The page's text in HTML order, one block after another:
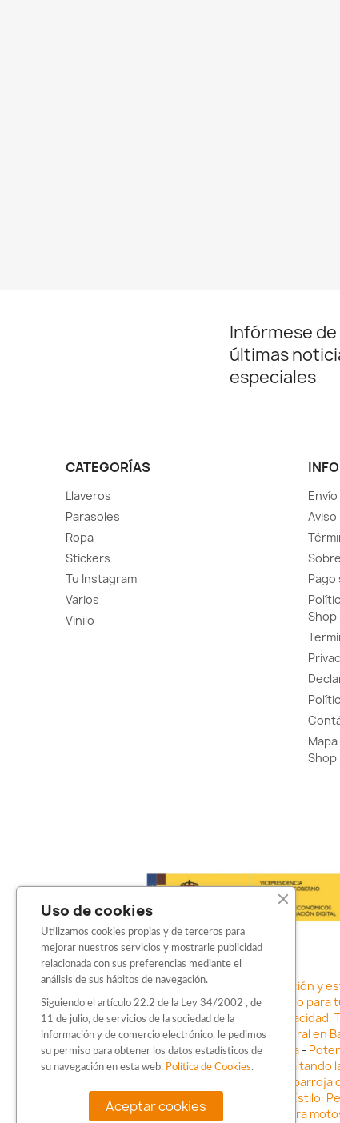
Infórmese
últimas
especiales
CATEGORÍAS
Llaveros
Parasoles
Ropa
Stickers
Tu Instagram
Varios
Vinilo
Envío
Aviso
Shop
Shop
Sticker para motos en Barcelona: Personalización y
adhesivos-Vinilo para coche en Barcelona: Estilo para
con Barbarroja Sticker Shop-Protege tu privacidad:
negocio con vinilos fundidos rotulación integral en
vehículo con stickers para motos en Barcelona-
Barcelona-Vinilo para faros en Barcelona: Resaltando
Innovación en Personalización: Vinilo líquido barbarroja
Vinilo para coche en Barcelona
Destaca con Estilo:
para
Uso de cookies
Utilizamos cookies propias y de terceros para
mejorar nuestros servicios y mostrarle publicidad
relacionada con sus preferencias mediante el
análisis de sus hábitos de navegación.
Siguiendo el artículo 22.2 de la Ley 34/2002 , de
11 de julio, de servicios de la sociedad de la
información y de comercio electrónico, le pedimos
su permiso para obtener los datos estadísticos de
su navegación en esta web. Política de Cookies.
Aceptar cookies